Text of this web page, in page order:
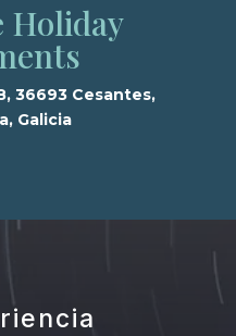
Holiday
36693 Cesantes,
Galicia